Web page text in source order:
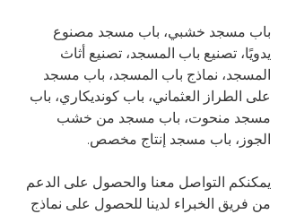
باب مسجد خشبي، باب مسجد مصنوع
يدويًا، تصنيع باب المسجد، تصنيع أثاث
المسجد، نماذج باب المسجد، باب مسجد
على الطراز العثماني، باب كونديكاري، باب
مسجد منحوت، باب مسجد من خشب
الجوز، باب مسجد إنتاج مخصص.
يمكنكم التواصل معنا والحصول على الدعم
من فريق الخبراء لدينا للحصول على نماذج